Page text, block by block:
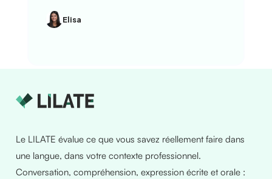
Elisa
Le LILATE évalue ce que vous savez réellement faire dans
une langue, dans votre contexte professionnel.
Conversation, compréhension, expression écrite et orale :